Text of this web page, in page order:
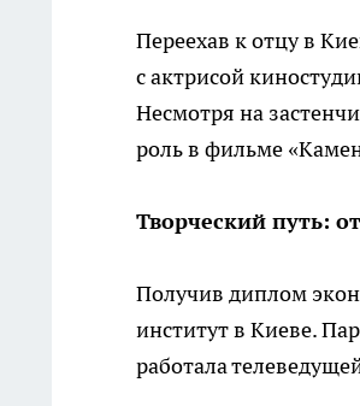
Переехав к отцу в
с актрисой
Несмотря на
роль в фильме
Творческий путь:
Получив диплом
институт в Киеве.
работала